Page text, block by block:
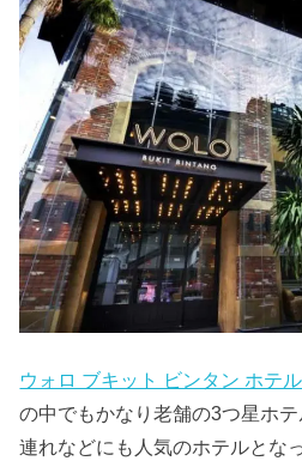
ウォロ ブキット ビンタン ホテル
の中でもかなり老舗の3つ星ホ
連れなどにも人気のホテルとな